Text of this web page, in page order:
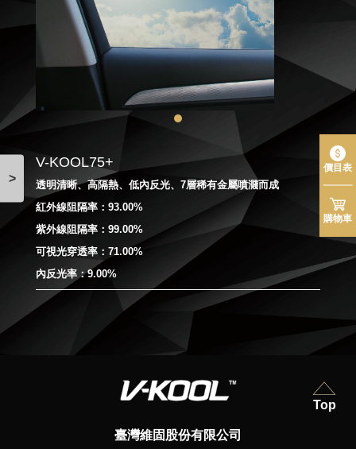
>
V-KOOL75+
透明清晰、高隔熱、低內反光、7層稀有金屬噴濺而成
紅外線阻隔率：93.00%
紫外線阻隔率：99.00%
可視光穿透率：71.00%
內反光率：9.00%
臺灣維固股份有限公司
Top
價目表
購物車